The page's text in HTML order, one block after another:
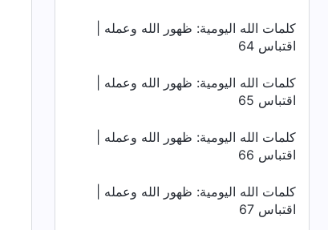
كلمات الله اليومية: ظهور الله وعمله |
اقتباس 64
كلمات الله اليومية: ظهور الله وعمله |
اقتباس 65
كلمات الله اليومية: ظهور الله وعمله |
اقتباس 66
كلمات الله اليومية: ظهور الله وعمله |
اقتباس 67